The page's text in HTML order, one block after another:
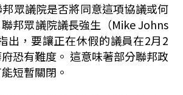
眾議院是否將同意這項協議或何
邦眾議院議長強生（Mike Johns
出，要讓正在休假的議員在2月2
恐有難度。 這意味著部分聯邦政
短暫關閉。